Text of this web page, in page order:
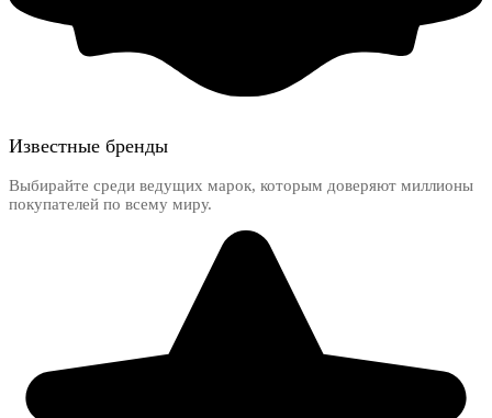
Известные бренды
Выбирайте среди ведущих марок, которым доверяют миллионы
покупателей по всему миру.